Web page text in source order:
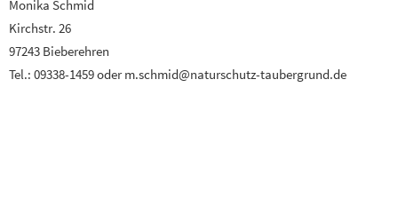
Monika Schmid
Kirchstr. 26
97243 Bieberehren
Tel.: 09338-1459 oder m.schmid@naturschutz-taubergrund.de